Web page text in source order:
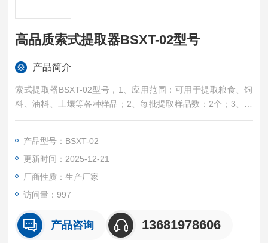
高品质索式提取器BSXT-02型号
产品简介
索式提取器BSXT-02型号，1、应用范围：可用于提取粮食、饲
料、油料、土壤等各种样品；2、每批提取样品数：2个；3、提
取瓶容积：500ml/个；4、提取样品量：0.5-20g/个；5、抽提时
温+5oC ~ 100oC
产品型号：BSXT-02
更新时间：2025-12-21
厂商性质：生产厂家
访问量：997
产品咨询 13681978606